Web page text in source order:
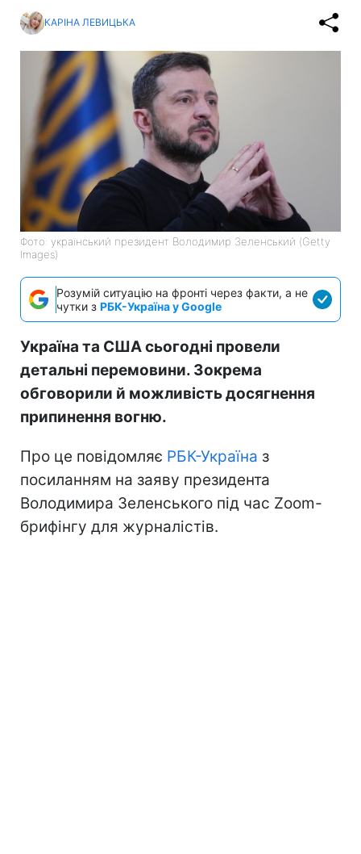
КАРІНА ЛЕВИЦЬКА
Фото: український президент Володимир Зеленський (Getty
Images)
Розумій ситуацію на фронті через факти, а не
чутки з РБК-Україна у Google
Україна та США сьогодні провели
детальні перемовини. Зокрема
обговорили й можливість досягнення
припинення вогню.
Про це повідомляє РБК-Україна з
посиланням на заяву президента
Володимира Зеленського під час Zoom-
брифінгу для журналістів.